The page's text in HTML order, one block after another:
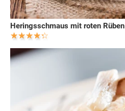
Heringsschmaus mit roten Rüben